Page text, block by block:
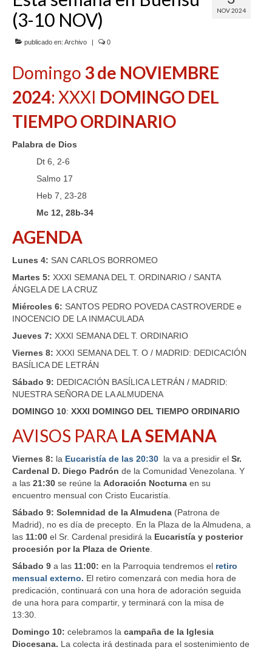
SERVICIOS
COF
BUENOS SUCESOS
NOV 2024
(3-10 NOV)
publicado en: Archivo 0
Domingo 3 de NOVIEMBRE
2024: XXXI DOMINGO DEL
TIEMPO ORDINARIO
Palabra de Dios
Dt 6, 2-6
Salmo 17
Heb 7, 23-28
Mc 12, 28b-34
AGENDA
Lunes 4: SAN CARLOS BORROMEO
Martes 5: XXXI SEMANA DEL T. ORDINARIO / SANTA
ÁNGELA DE LA CRUZ
Miércoles 6: SANTOS PEDRO POVEDA CASTROVERDE e
INOCENCIO DE LA INMACULADA
Jueves 7: XXXI SEMANA DEL T. ORDINARIO
Viernes 8: XXXI SEMANA DEL T. O / MADRID: DEDICACIÓN
BASÍLICA DE LETRÁN
Sábado 9: DEDICACIÓN BASÍLICA LETRÁN / MADRID:
NUESTRA SEÑORA DE LA ALMUDENA
DOMINGO 10: XXXI DOMINGO DEL TIEMPO ORDINARIO
AVISOS PARA LA SEMANA
Viernes 8: la Eucaristía de las 20:30 la va a presidir el Sr.
Cardenal D. Diego Padrón de la Comunidad Venezolana. Y
a las 21:30 se reúne la Adoración Nocturna en su
encuentro mensual con Cristo Eucaristía.
Sábado 9: Solemnidad de la Almudena (Patrona de
Madrid), no es día de precepto. En la Plaza de la Almudena, a
las 11:00 el Sr. Cardenal presidirá la Eucaristía y posterior
procesión por la Plaza de Oriente
Sábado 9 a las 11:00: en la Parroquia tendremos el retiro
mensual externo. El retiro comenzará con media hora de
predicación, continuará con una hora de adoración seguida
de una hora para compartir, y terminará con la misa de
13:30.
Domingo 10: celebramos la campaña de la Iglesia
Diocesana. La colecta irá destinada para el sostenimiento de